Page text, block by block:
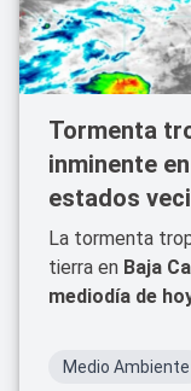
Tormenta
inminente
estados
La tormenta
tierra en Baja
mediodía de
emitido alertas
Medio Ambiente